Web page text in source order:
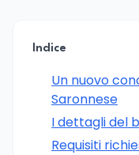
Indice
Un nuovo
Saronnese
I dettagli del
Requisiti